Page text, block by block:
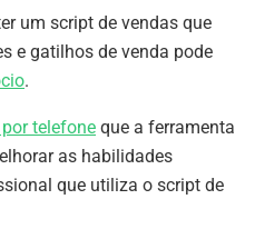
um script de vendas que
e gatilhos de venda pode
.
telefone que a ferramenta
as habilidades
que utiliza o script de